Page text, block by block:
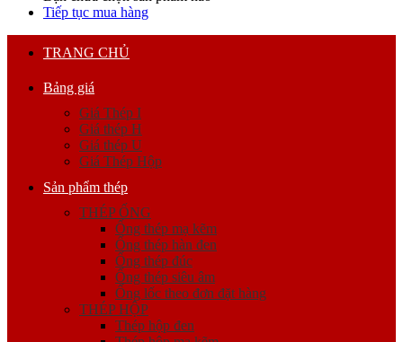
Tiếp tục mua hàng
TRANG CHỦ
Bảng giá
Giá Thép I
Giá thép H
Giá thép U
Giá Thép Hộp
Sản phẩm thép
THÉP ỐNG
Ống thép mạ kẽm
Ống thép hàn đen
Ống thép đúc
Ống thép siêu âm
Ống lốc theo đơn đặt hàng
THÉP HỘP
Thép hộp đen